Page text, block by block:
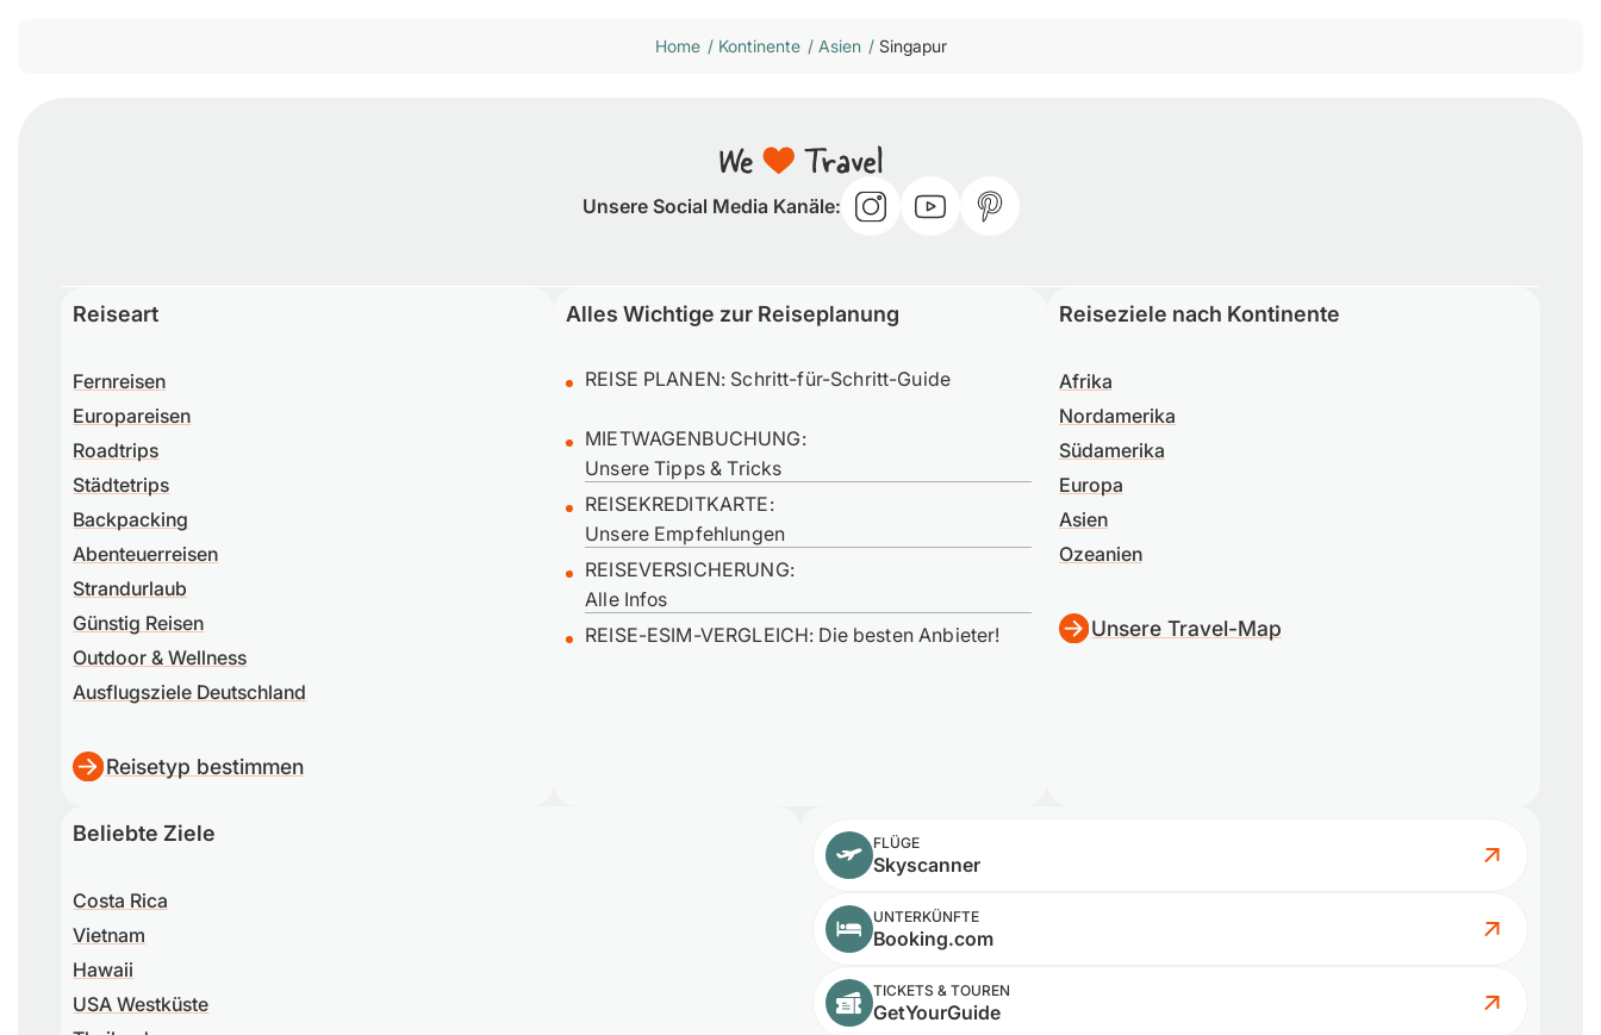
Home / Kontinente / Asien / Singapur
Unsere Social Media Kanäle:
Reiseart
Fernreisen
Europareisen
Roadtrips
Städtetrips
Backpacking
Abenteuerreisen
Strandurlaub
Günstig Reisen
Outdoor & Wellness
Ausflugsziele Deutschland
Reisetyp bestimmen
Alles Wichtige zur Reiseplanung
REISE PLANEN: Schritt-für-Schritt-Guide
MIETWAGENBUCHUNG:
Unsere Tipps & Tricks
REISEKREDITKARTE:
Unsere Empfehlungen
REISEVERSICHERUNG:
Alle Infos
REISE-ESIM-VERGLEICH: Die besten Anbieter!
Reiseziele nach Kontinente
Afrika
Nordamerika
Südamerika
Europa
Asien
Ozeanien
Unsere Travel-Map
Beliebte Ziele
Costa Rica
Vietnam
Hawaii
USA Westküste
FLÜGE
Skyscanner
UNTERKÜNFTE
Booking.com
TICKETS & TOUREN
GetYourGuide